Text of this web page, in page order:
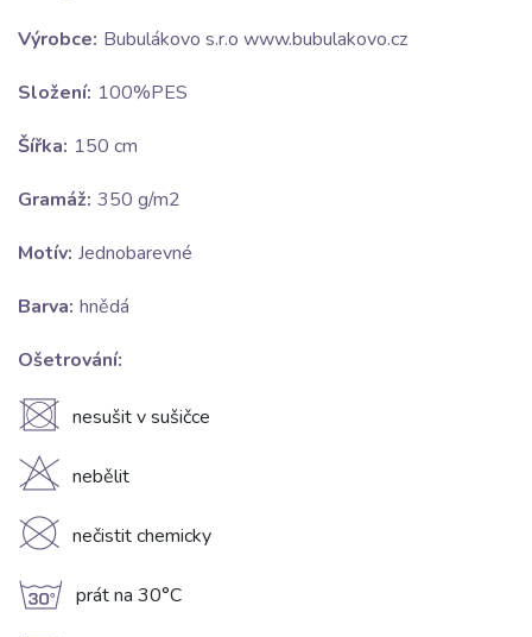
Výrobce: Bubulákovo s.r.o www.bubulakovo.cz
Složení: 100%PES
Šířka: 150 cm
Gramáž: 350 g/m2
Motív: Jednobarevné
Barva: hnědá
Ošetrování:
U nesušit v sušičce
H nebělit
K nečistit chemicky
g prát na 30°C